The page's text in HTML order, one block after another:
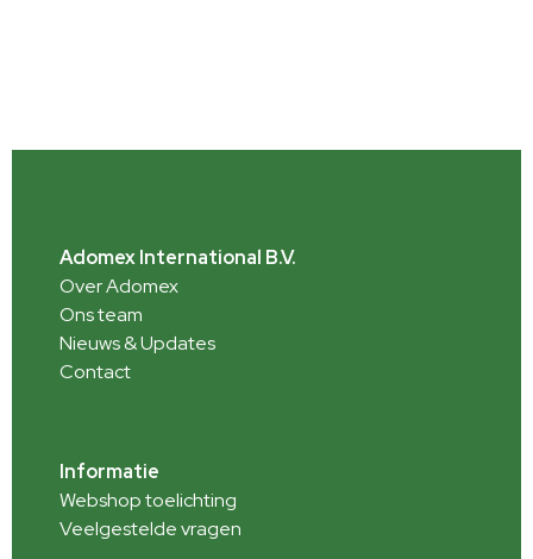
Adomex International B.V.
Over Adomex
Ons team
Nieuws & Updates
Contact
Informatie
Webshop toelichting
Veelgestelde vragen